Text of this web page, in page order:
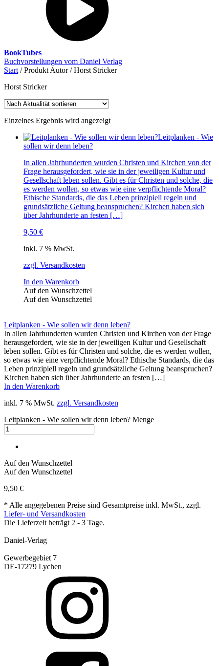
BookTubes
Buchvorstellungen vom Daniel Verlag
Start / Produkt Autor / Horst Stricker
Horst Stricker
Einzelnes Ergebnis wird angezeigt
Leitplanken - Wie
sollen wir denn leben?
In allen Jahrhunderten wurden Christen und Kirchen von der
Frage herausgefordert, wie sie in der jeweiligen Kultur und
Gesellschaft leben sollen. Gibt es für Christen und solche, die
es werden wollen, so etwas wie eine verpflichtende Moral?
Ethische Standards, die das Leben prinzipiell regeln und
grundsätzliche Geltung beanspruchen? Kirchen haben sich
über Jahrhunderte an festen […]
9,50 €
inkl. 7 % MwSt.
zzgl. Versandkosten
In den Warenkorb
Auf den Wunschzettel
Auf den Wunschzettel
Leitplanken - Wie sollen wir denn leben?
In allen Jahrhunderten wurden Christen und Kirchen von der Frage
herausgefordert, wie sie in der jeweiligen Kultur und Gesellschaft
leben sollen. Gibt es für Christen und solche, die es werden wollen,
so etwas wie eine verpflichtende Moral? Ethische Standards, die das
Leben prinzipiell regeln und grundsätzliche Geltung beanspruchen?
Kirchen haben sich über Jahrhunderte an festen […]
In den Warenkorb
inkl. 7 % MwSt. zzgl. Versandkosten
Leitplanken - Wie sollen wir denn leben? Menge
Auf den Wunschzettel
Auf den Wunschzettel
9,50 €
* Alle angegebenen Preise sind Gesamtpreise inkl. MwSt., zzgl.
Liefer- und Versandkosten
Die Lieferzeit beträgt 2 - 3 Tage.
Daniel-Verlag
Gewerbegebiet 7
DE-17279 Lychen